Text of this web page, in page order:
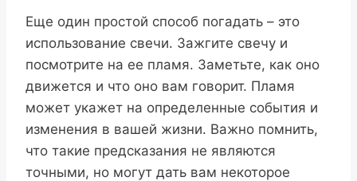
Еще один простой способ погадать – это
использование свечи. Зажгите свечу и
посмотрите на ее пламя. Заметьте, как оно
движется и что оно вам говорит. Пламя
может укажет на определенные события и
изменения в вашей жизни. Важно помнить,
что такие предсказания не являются
точными, но могут дать вам некоторое